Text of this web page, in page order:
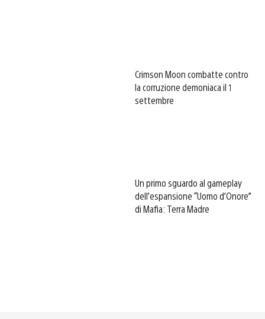
Crimson Moon combatte contro
la corruzione demoniaca il 1
settembre
Un primo sguardo al gameplay
dell’espansione “Uomo d’Onore”
di Mafia: Terra Madre